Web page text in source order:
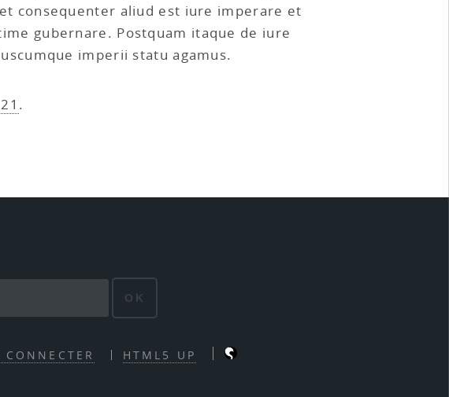
consequenter aliud est iure imperare et
gubernare. Postquam itaque de iure
imperii statu agamus.
.
OK
CONNECTER HTML5 UP